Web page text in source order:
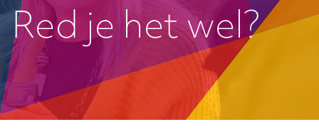
Red je het wel?